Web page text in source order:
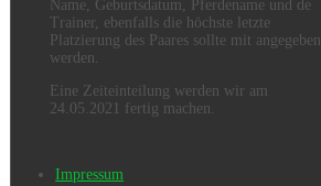
Name, Geburtsdatum, Pferdename und de
Trainer, ebenfalls die höchste letzte
Platzierung des Paares sollte mit angegeben
werden.
Eine Zeiteinteilung werden wir am
24.05.2021 fertig machen.
Impressum